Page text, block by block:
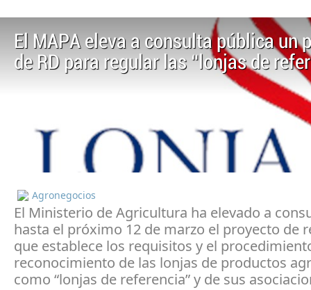
El MAPA eleva a consulta pública un
de RD para regular las “lonjas de
Agronegocios
El Ministerio de Agricultura ha elevado a
hasta el próximo 12 de marzo el proyecto de
que establece los requisitos y el
reconocimiento de las lonjas de productos
como “lonjas de referencia” y de sus